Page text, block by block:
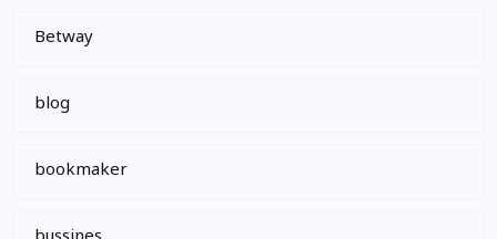
Betway
blog
bookmaker